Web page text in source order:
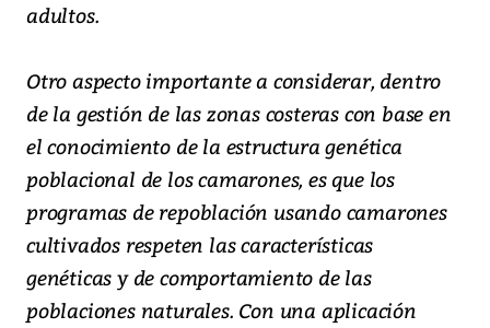
adultos.
Otro aspecto importante a considerar, dentro
de la gestión de las zonas costeras con base en
el conocimiento de la estructura genética
poblacional de los camarones, es que los
programas de repoblación usando camarones
cultivados respeten las características
genéticas y de comportamiento de las
poblaciones naturales. Con una aplicación